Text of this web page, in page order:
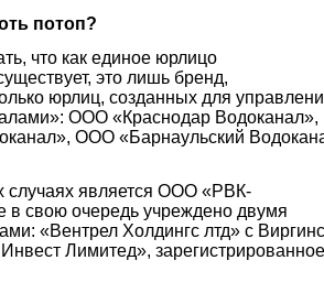
потоп?
что как единое юрлицо
это лишь бренд,
юрлиц, созданных для
ООО «Краснодар Водоканал»,
ООО «Барнаульский
случаях является ООО «РВК-
в свою очередь учреждено двумя
«Вентрел Холдингс лтд» с
Лимитед»,